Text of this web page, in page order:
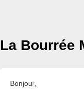
La Bourrée
Bonjour,